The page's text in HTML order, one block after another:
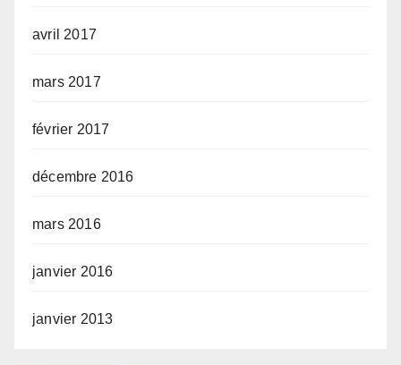
avril 2017
mars 2017
février 2017
décembre 2016
mars 2016
janvier 2016
janvier 2013